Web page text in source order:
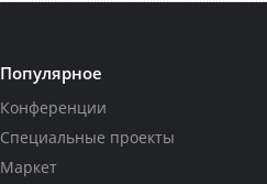
Популярное
Конференции
Специальные проекты
Маркет